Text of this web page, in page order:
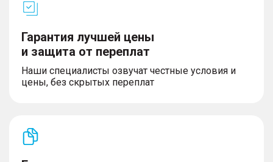
Гарантия лучшей цены
и защита от переплат
Наши специалисты озвучат честные условия и
цены, без скрытых переплат